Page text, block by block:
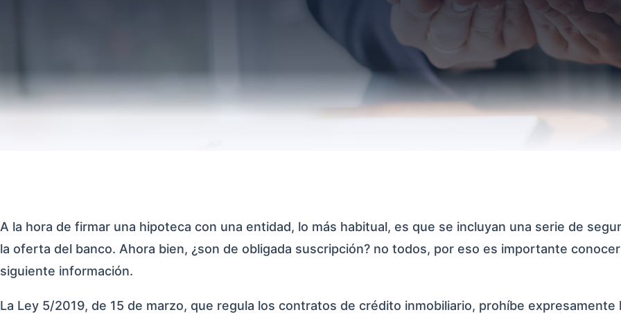
A la hora de firmar una hipoteca con una entidad, lo más habitual, es que se incluyan una serie de
la oferta del banco. Ahora bien, ¿son de obligada suscripción? no todos, por eso es importante
siguiente información.
La Ley 5/2019, de 15 de marzo, que regula los contratos de crédito inmobiliario, prohíbe expresamente